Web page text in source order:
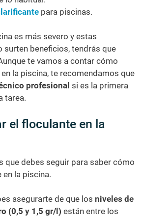
para piscinas.
es más severo y estas
surten beneficios, tendrás que
te vamos a contar cómo
la piscina, te recomendamos que
profesional si es la primera
tarea.
el floculante en la
que debes seguir para saber cómo
la piscina.
asegurarte de que los niveles de
(0,5 y 1,5 gr/l) están entre los